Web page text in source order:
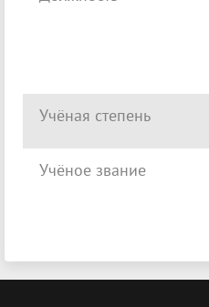
Учёная степень
Учёное звание